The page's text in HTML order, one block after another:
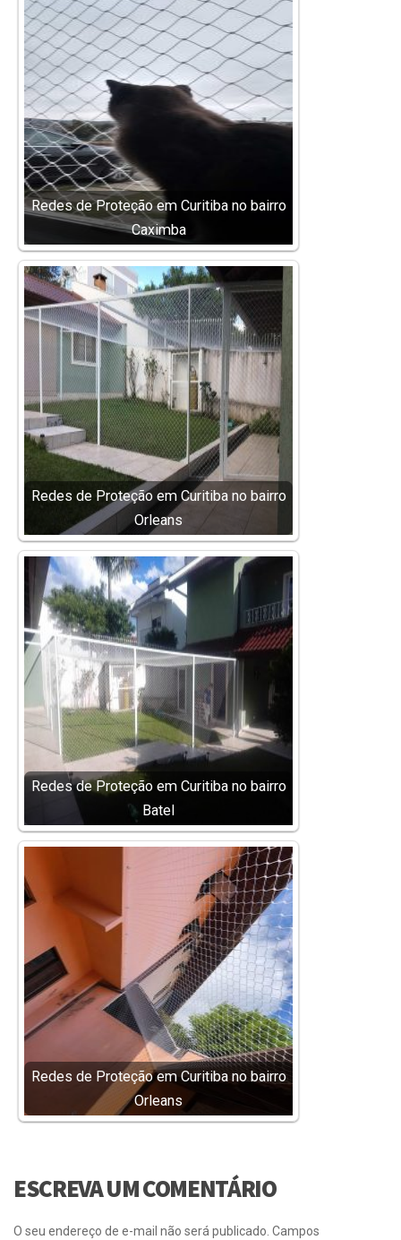
Redes de Proteção em Curitiba no bairro
Caximba
Redes de Proteção em Curitiba no bairro
Orleans
Redes de Proteção em Curitiba no bairro
Batel
Redes de Proteção em Curitiba no bairro
Orleans
ESCREVA UM COMENTÁRIO
O seu endereço de e-mail não será publicado. Campos